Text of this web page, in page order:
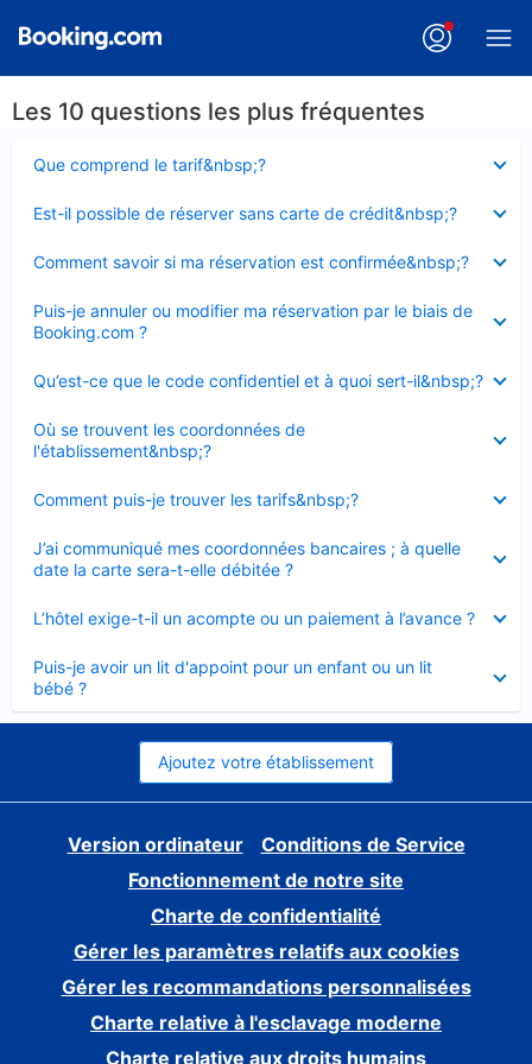
Les 10 questions les plus fréquentes
Que comprend le tarif&nbsp;?
fermé
Est-il possible de réserver sans carte de crédit&nbsp;?
fermé
Comment savoir si ma réservation est confirmée&nbsp;?
fermé
Puis-je annuler ou modifier ma réservation par le biais de
Booking.com ?
fermé
Qu’est-ce que le code confidentiel et à quoi sert-il&nbsp;?
fermé
Où se trouvent les coordonnées de
l'établissement&nbsp;?
fermé
Comment puis-je trouver les tarifs&nbsp;?
fermé
J’ai communiqué mes coordonnées bancaires ; à quelle
date la carte sera-t-elle débitée ?
fermé
L’hôtel exige-t-il un acompte ou un paiement à l’avance ?
fermé
Puis-je avoir un lit d'appoint pour un enfant ou un lit
bébé ?
fermé
Ajoutez votre établissement
Version ordinateur
Conditions de Service
Fonctionnement de notre site
Charte de confidentialité
Gérer les paramètres relatifs aux cookies
Gérer les recommandations personnalisées
Charte relative à l'esclavage moderne
Charte relative aux droits humains